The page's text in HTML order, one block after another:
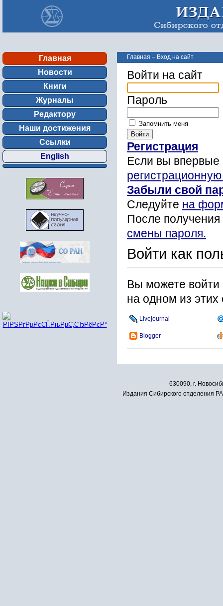
Главная
Новости
Книги
Журналы
Редактору
Наши достижения
Ссылки
English
Главная – Вход на сайт
Войти на сайт
Пароль
Запомнить меня
Регистрация
Если вы впервые
Забыли свой
Следуйте на
После
смены пароля.
Войти как
Вы можете войти
на одном из этих
Livejournal
Blogger
630090, г.
Издания Сибирского отделения